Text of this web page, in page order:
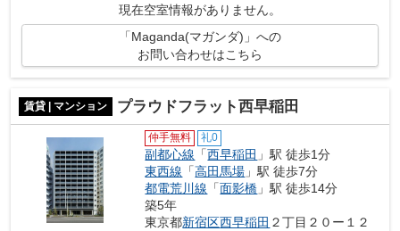
現在空室情報がありません。
「Maganda(マガンダ)」への
お問い合わせはこちら
賃貸 | マンション プラウドフラット西早稲田
仲手無料 礼0
副都心線 「西早稲田 」駅 徒歩1分
東西線 「高田馬場 」駅 徒歩7分
都電荒川線 「面影橋 」駅 徒歩14分
築5年
東京都新宿区西早稲田 ２丁目２０ー１２